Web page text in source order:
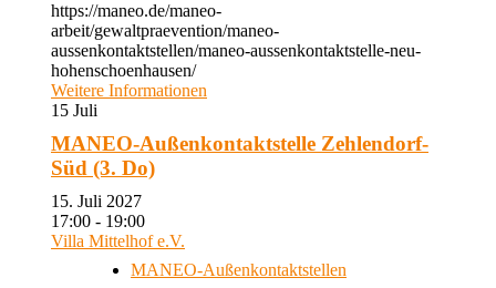
https://maneo.de/maneo-
arbeit/gewaltpraevention/maneo-
aussenkontaktstellen/maneo-aussenkontaktstelle-neu-
hohenschoenhausen/
Weitere Informationen
15 Juli
MANEO-Außenkontaktstelle Zehlendorf-
Süd (3. Do)
15. Juli 2027
17:00 - 19:00
Villa Mittelhof e.V.
MANEO-Außenkontaktstellen